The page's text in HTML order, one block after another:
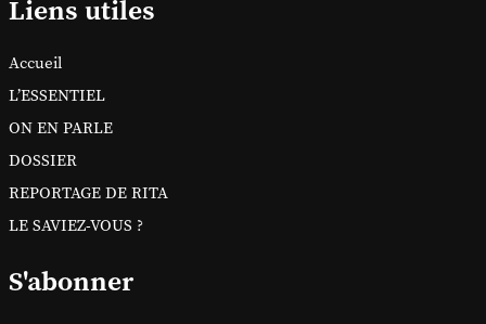
Liens utiles
Accueil
L’ESSENTIEL
ON EN PARLE
DOSSIER
REPORTAGE DE RITA
LE SAVIEZ-VOUS ?
S'abonner